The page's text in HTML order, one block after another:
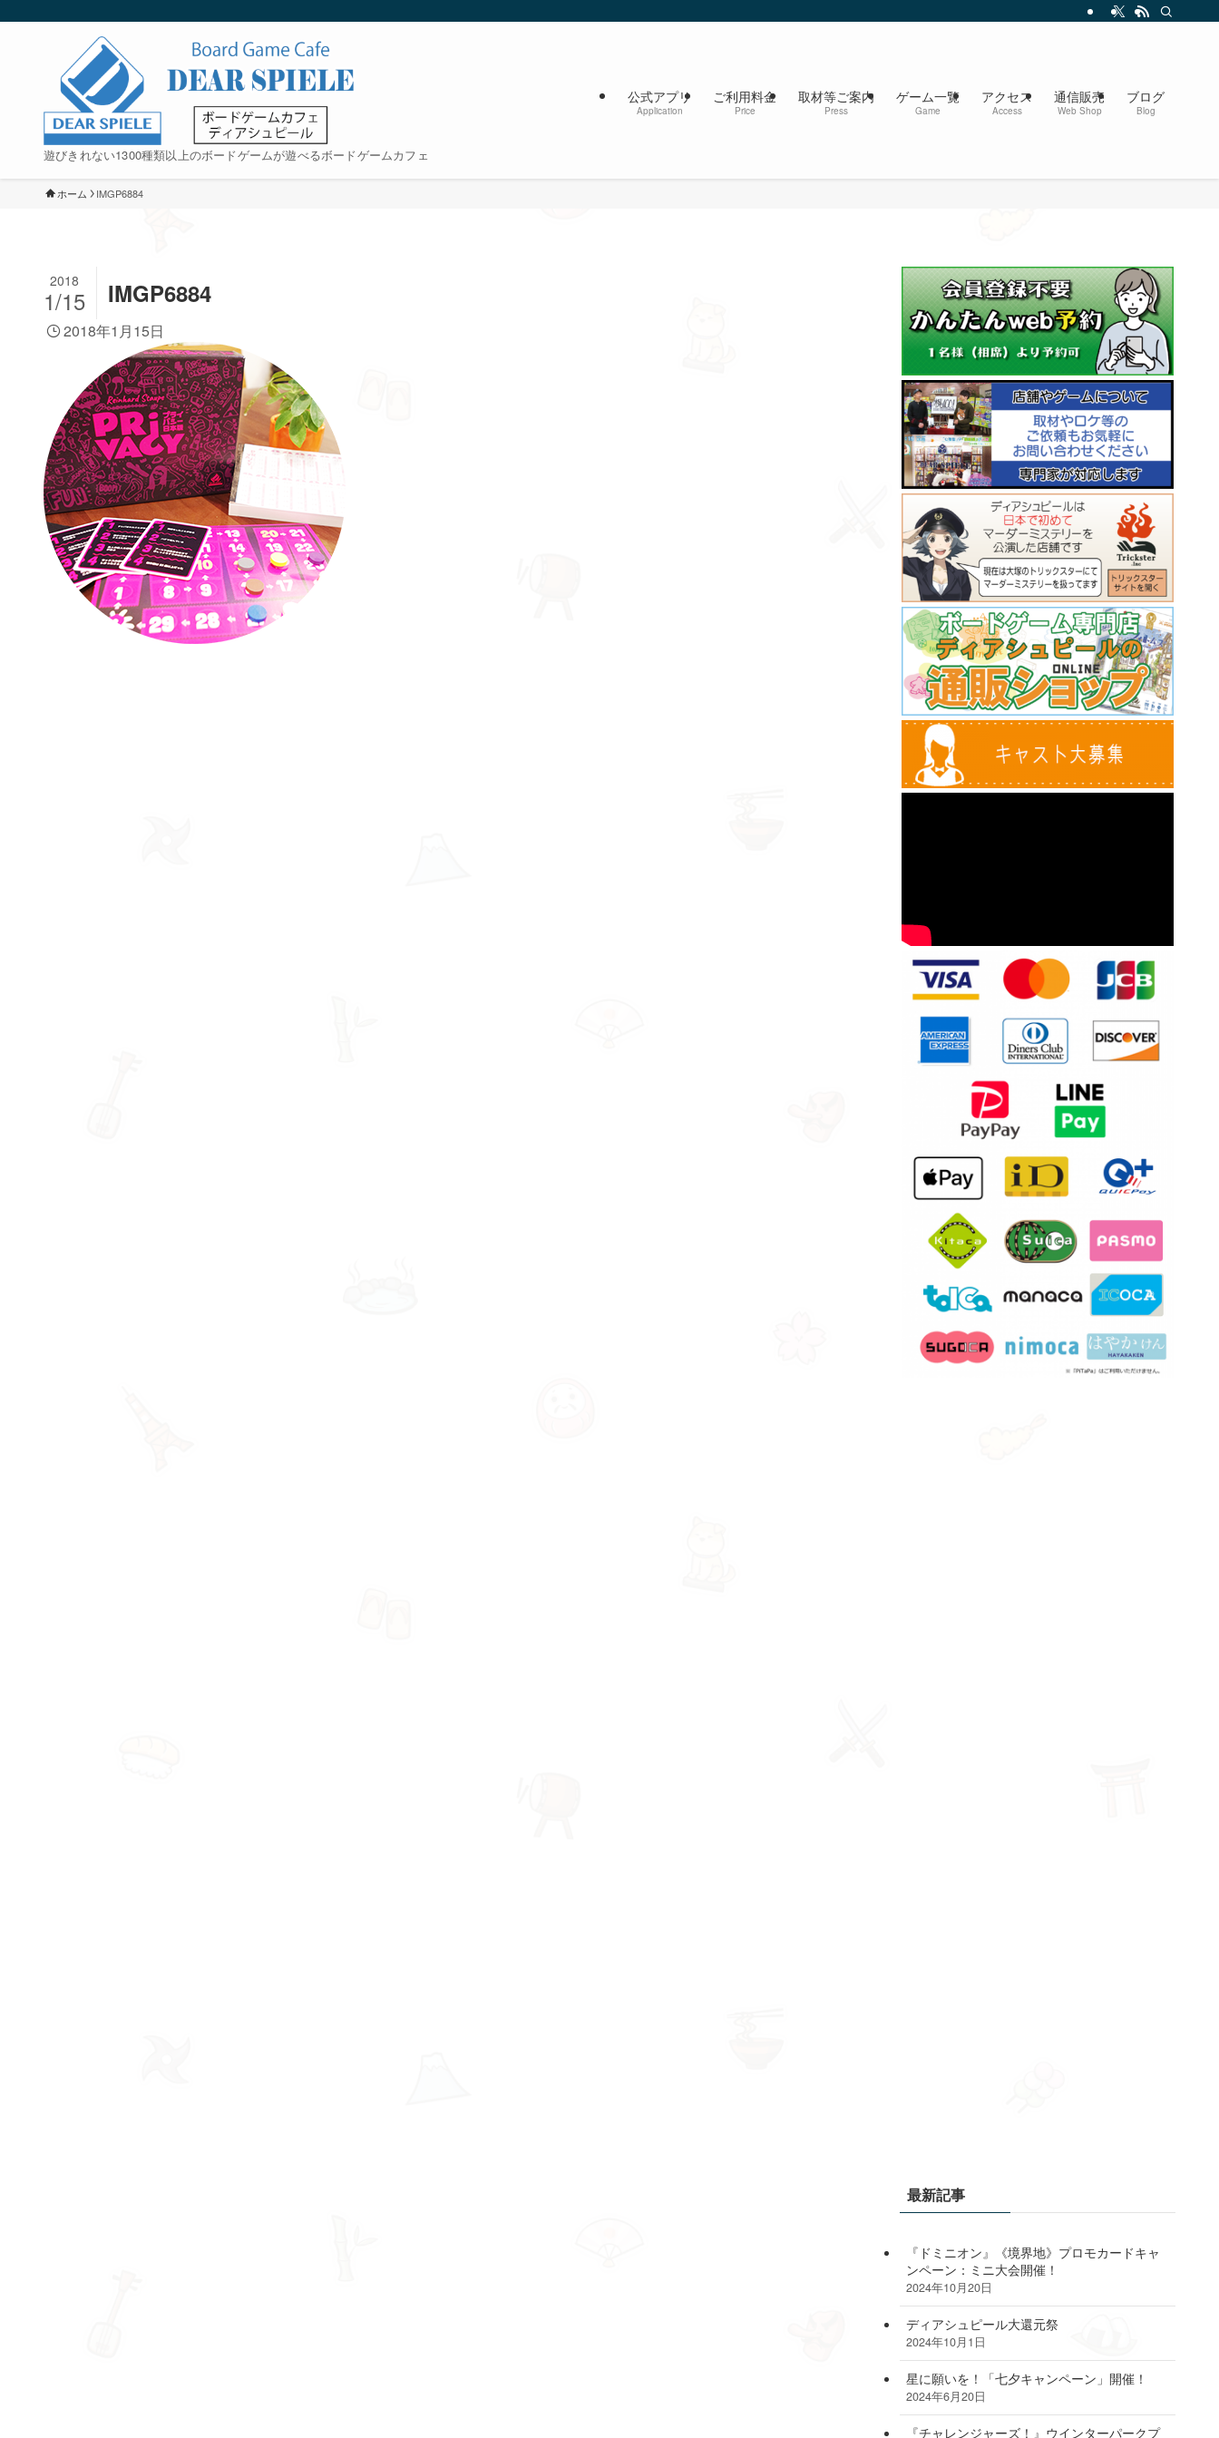
遊びきれない1300種類以上のボードゲームが遊べるボードゲームカフェ
公式アプリ
Application
ご利用料金
Price
取材等ご案内
Press
ゲーム一覧
Game
アクセス
Access
通信販売
Web Shop
ブログ
Blog
ホーム IMGP6884
IMGP6884
2018
1/15
2018年1月15日
最新記事
『ドミニオン』《境界地》プロモカードキャ
ンペーン：ミニ大会開催！
2024年10月20日
ディアシュピール大還元祭
2024年10月1日
星に願いを！「七夕キャンペーン」開催！
2024年6月20日
『チャレンジャーズ！』ウインターパークプ